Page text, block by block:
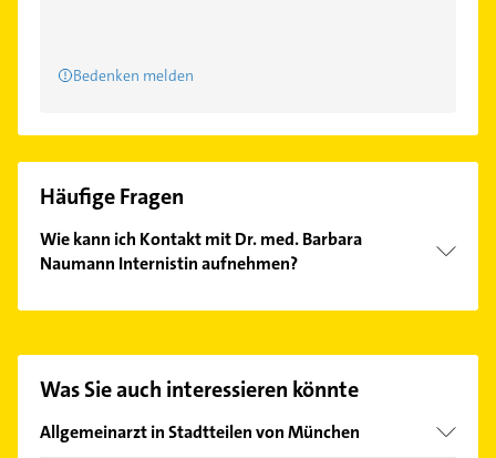
Bedenken melden
Häufige Fragen
Wie kann ich Kontakt mit Dr. med. Barbara
Naumann Internistin aufnehmen?
Hier finden Sie alleKontaktdaten
Was Sie auch interessieren könnte
Allgemeinarzt in Stadtteilen von München